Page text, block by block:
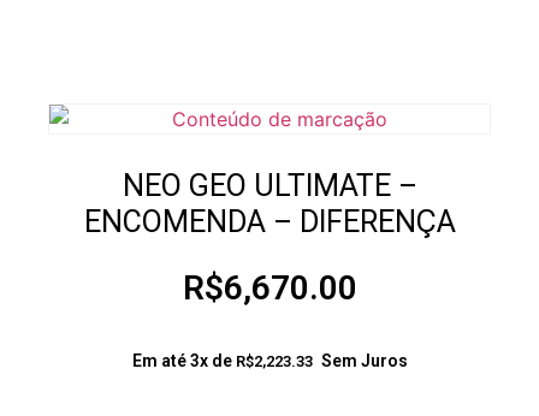
NEO GEO ULTIMATE –
ENCOMENDA – DIFERENÇA
R$6,670.00
Em até 3x de R$2,223.33 Sem Juros